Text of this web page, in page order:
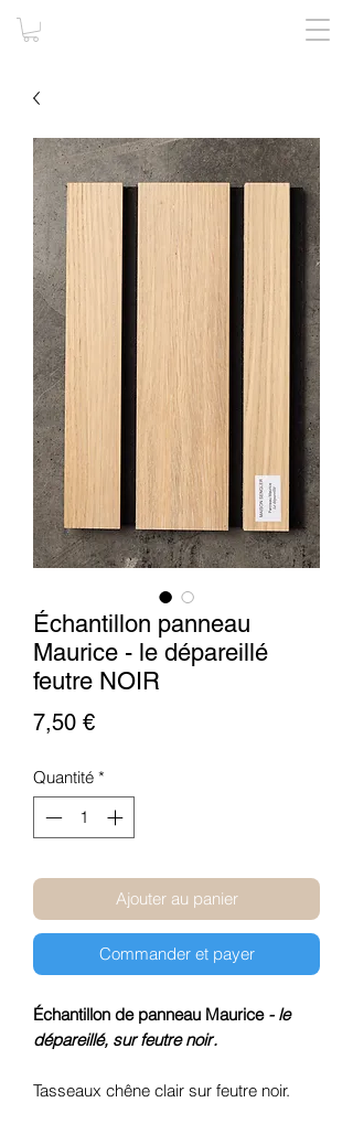
Échantillon panneau
Maurice - le dépareillé
feutre NOIR
7,50 €Prix
Quantité *
Ajouter au panier
Commander et payer
Échantillon de panneau Maurice - le
dépareillé, sur feutre noir.
Tasseaux chêne clair sur feutre noir.